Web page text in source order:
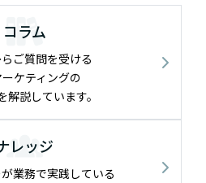
コラム
ご質問を受ける
ケティングの
解説しています。
レッジ
業務で実践している